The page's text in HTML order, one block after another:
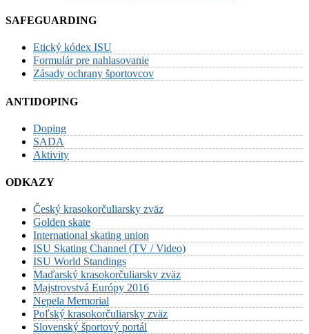
SAFEGUARDING
Etický kódex ISU
Formulár pre nahlasovanie
Zásady ochrany športovcov
ANTIDOPING
Doping
SADA
Aktivity
ODKAZY
Český krasokorčuliarsky zväz
Golden skate
International skating union
ISU Skating Channel (TV / Video)
ISU World Standings
Maďarský krasokorčuliarsky zväz
Majstrovstvá Európy 2016
Nepela Memorial
Poľský krasokorčuliarsky zväz
Slovenský športový portál